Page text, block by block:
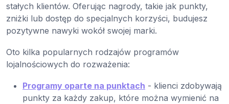
stałych klientów. Oferując nagrody, takie jak punkty,
zniżki lub dostęp do specjalnych korzyści, budujesz
pozytywne nawyki wokół swojej marki.
Oto kilka popularnych rodzajów programów
lojalnościowych do rozważenia:
Programy oparte na punktach - klienci zdobywają
punkty za każdy zakup, które można wymienić na